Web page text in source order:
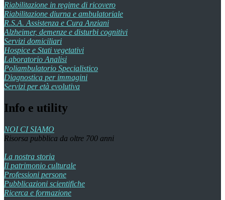
Riabilitazione in regime di ricovero
Riabilitazione diurna e ambulatoriale
R.S.A. Assistenza e Cura Anziani
Alzheimer, demenze e disturbi cognitivi
Servizi domiciliari
Hospice e Stati vegetativi
Laboratorio Analisi
Poliambulatorio Specialistico
Diagnostica per immagini
Servizi per età evolutiva
Info e utility
NOI CI SIAMO
Risorsa pubblica da oltre 700 anni
La nostra storia
Il patrimonio culturale
Professioni persone
Pubblicazioni scientifiche
Ricerca e formazione